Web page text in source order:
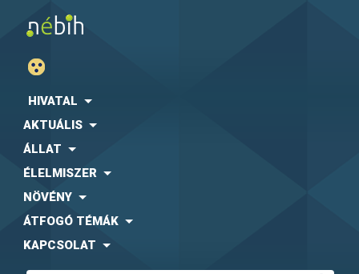
HIVATAL
AKTUÁLIS
ÁLLAT
ÉLELMISZER
NÖVÉNY
ÁTFOGÓ TÉMÁK
KAPCSOLAT